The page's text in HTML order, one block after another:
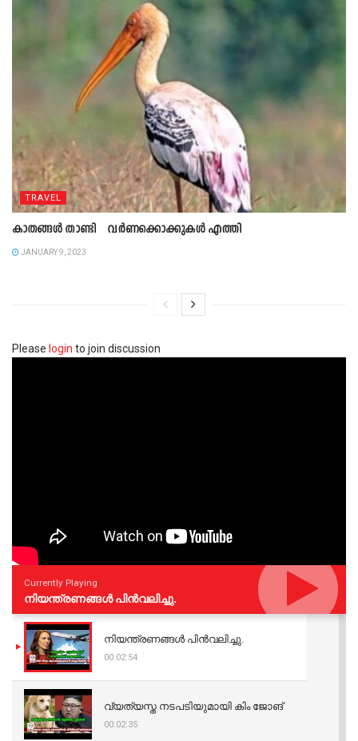
TRAVEL
കാതങ്ങൾ താണ്ടി വർണക്കൊക്കുകൾ എത്തി
JANUARY 9, 2023
Please login to join discussion
Currently Playing
നിയന്ത്രണങ്ങള്‍ പിന്‍വലിച്ചു.
നിയന്ത്രണങ്ങള്‍ പിന്‍വലിച്ചു.
00:02:54
വ്യത്യസ്ത നടപടിയുമായി കിം ജോങ്
00:02:35